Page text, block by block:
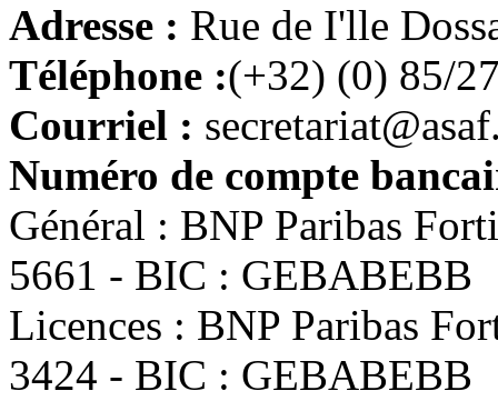
Adresse : Rue de I'lle
Téléphone :(+32) (0) 85/
Courriel :
Numéro de compte
Général : BNP Paribas
5661 - BIC : GEBABEBB
Licences : BNP Paribas
3424 - BIC : GEBABEBB